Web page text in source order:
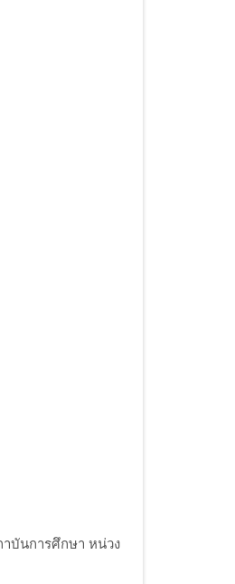
บันการศึกษา หน่วง